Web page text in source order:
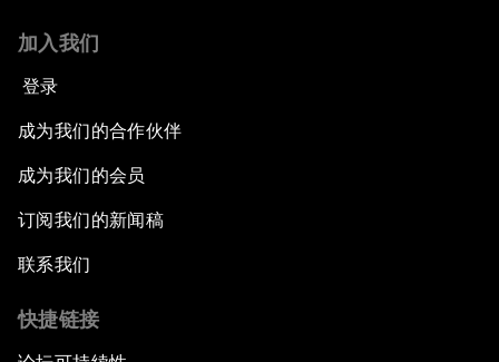
加入我们
登录
成为我们的合作伙伴
成为我们的会员
订阅我们的新闻稿
联系我们
快捷链接